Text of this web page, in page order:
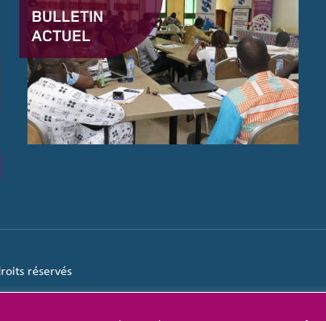
BULLETIN
ACTUEL
réservés